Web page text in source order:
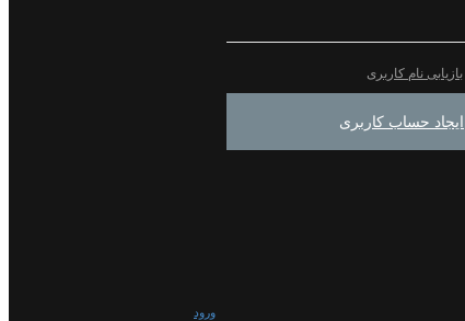
بازیابی نام کاربری
ایجاد حساب کاربری
ورود